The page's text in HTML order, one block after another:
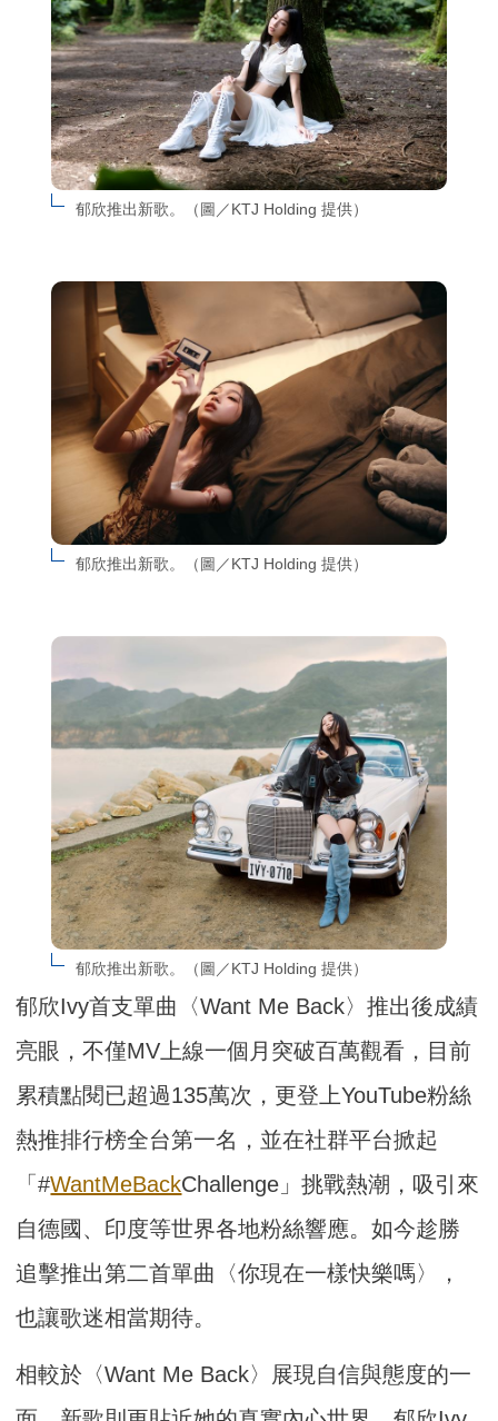
郁欣推出新歌。（圖／KTJ Holding 提供）
郁欣推出新歌。（圖／KTJ Holding 提供）
郁欣推出新歌。（圖／KTJ Holding 提供）
郁欣Ivy首支單曲〈Want Me Back〉推出後成績
亮眼，不僅MV上線一個月突破百萬觀看，目前
累積點閱已超過135萬次，更登上YouTube粉絲
熱推排行榜全台第一名，並在社群平台掀起
「#WantMeBackChallenge」挑戰熱潮，吸引來
自德國、印度等世界各地粉絲響應。如今趁勝
追擊推出第二首單曲〈你現在一樣快樂嗎〉，
也讓歌迷相當期待。
相較於〈Want Me Back〉展現自信與態度的一